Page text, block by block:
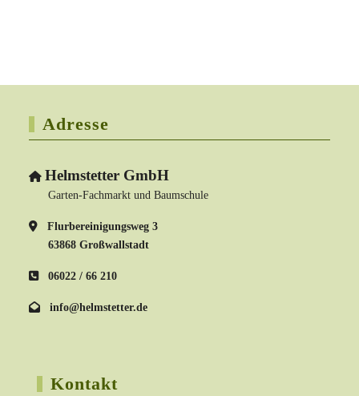
Adresse
Helmstetter GmbH
Garten-Fachmarkt und Baumschule
Flurbereinigungsweg 3
63868 Großwallstadt
06022 / 66 210
info@helmstetter.de
Kontakt